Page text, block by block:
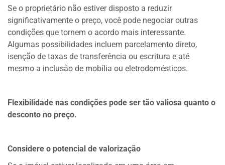
Se o proprietário não estiver disposto a reduzir
significativamente o preço, você pode negociar outras
condições que tornem o acordo mais interessante.
Algumas possibilidades incluem parcelamento direto,
isenção de taxas de transferência ou escritura e até
mesmo a inclusão de mobília ou eletrodomésticos.
Flexibilidade nas condições pode ser tão valiosa quanto o
desconto no preço.
Considere o potencial de valorização